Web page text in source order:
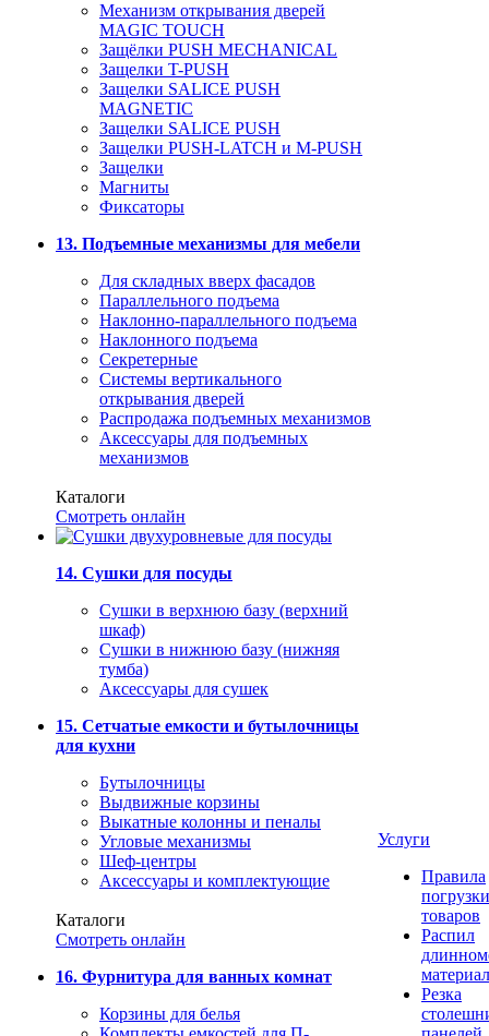
Механизм открывания дверей
MAGIC TOUCH
Защёлки PUSH MECHANICAL
Защелки T-PUSH
Защелки SALICE PUSH
MAGNETIC
Защелки SALICE PUSH
Защелки PUSH-LATCH и M-PUSH
Защелки
Магниты
Фиксаторы
13. Подъемные механизмы для мебели
Для складных вверх фасадов
Параллельного подъема
Наклонно-параллельного подъема
Наклонного подъема
Секретерные
Системы вертикального
открывания дверей
Распродажа подъемных механизмов
Аксессуары для подъемных
механизмов
Каталоги
Смотреть онлайн
14. Сушки для посуды
Сушки в верхнюю базу (верхний
шкаф)
Сушки в нижнюю базу (нижняя
тумба)
Аксессуары для сушек
15. Сетчатые емкости и бутылочницы
для кухни
Бутылочницы
Выдвижные корзины
Выкатные колонны и пеналы
Угловые механизмы
Шеф-центры
Аксессуары и комплектующие
Каталоги
Смотреть онлайн
16. Фурнитура для ванных комнат
Корзины для белья
Услуги
Правила
погрузки
товаров
Распил
Резка